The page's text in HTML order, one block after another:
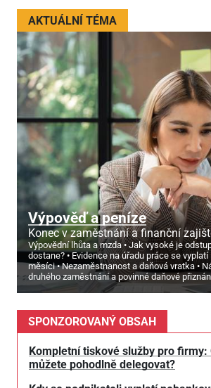
AKTUÁLNÍ TÉMA
Výpověď a peníze
Konec v zaměstnání a finanční
Výpovědní lhůta a mzda
Jak vysoké je
dostane?
Evidence na úřadu práce se vyplatí
měsíci
Nezaměstnanost a daňová vratka
druhého zaměstnání a povinné daňové
SPONZOROVANÝ OBSAH
Kompletní tiskové služby pro firmy:
můžete pohodlně delegovat?